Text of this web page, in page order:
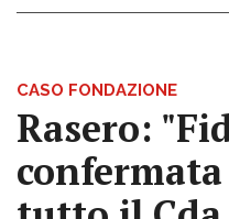
CASO FONDAZIONE
Rasero:
confermata